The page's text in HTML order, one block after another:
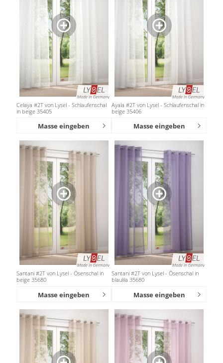
Celaya #2T von Lysel - Schlaufenschal
in beige 35405
Masse eingeben
Ayala #2T von Lysel - Schlaufenschal in
beige 35406
Masse eingeben
Santani #2T von Lysel - Ösenschal in
beige 35680
Masse eingeben
Santani #2T von Lysel - Ösenschal in
blaulila 35680
Masse eingeben